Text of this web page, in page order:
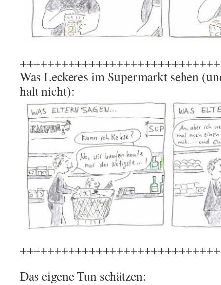
Was Leckeres im Supermarkt sehen
halt nicht):
Das eigene Tun schätzen: